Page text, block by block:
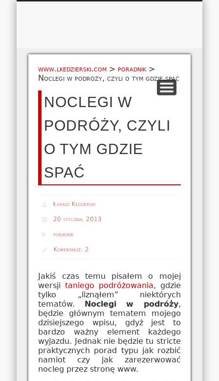
O NAS
EUROPA A-M
EUROPA N-Z
AZJA
AFRYKA
AMERYKA
OCEANIA
MAPA
WSPÓŁPRACA
KONTAKT
www.lkedzierski.com > poradnik >
Noclegi w podróży, czyli o tym gdzie spać
NOCLEGI W
PODRÓŻY, CZYLI
O TYM GDZIE
SPAĆ
Łukasz Kędzierski
20 stycznia, 2013
poradnik
Komentarze:2
Jakiś czas temu pisałem o mojej
wersjitaniego podróżowania, gdzie
tylko „liznąłem” niektórych
tematów.
Noclegi w podróży,
będzie głównym tematem mojego
dzisiejszego wpisu, gdyż jest to
bardzo ważny element każdego
wyjazdu. Jednak nie będzie tu stricte
praktycznych porad typu jak rozbić
namiot czy jak zarezerwować
nocleg przez stronę www.